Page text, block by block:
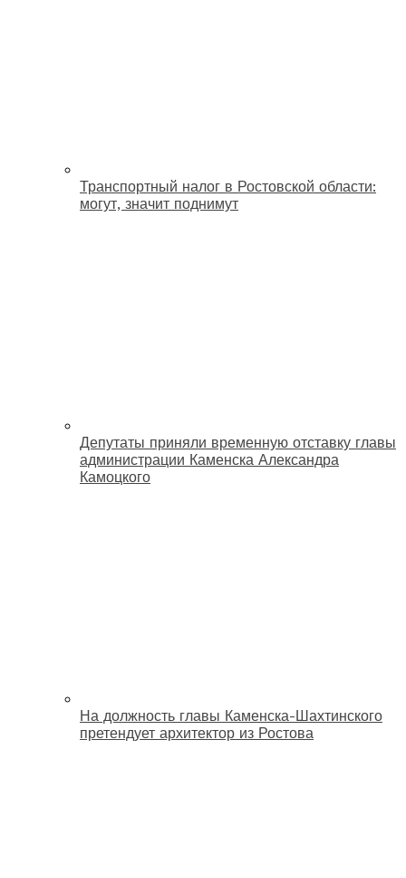
Транспортный налог в Ростовской области:
могут, значит поднимут
Депутаты приняли временную отставку главы
администрации Каменска Александра
Камоцкого
На должность главы Каменска-Шахтинского
претендует архитектор из Ростова